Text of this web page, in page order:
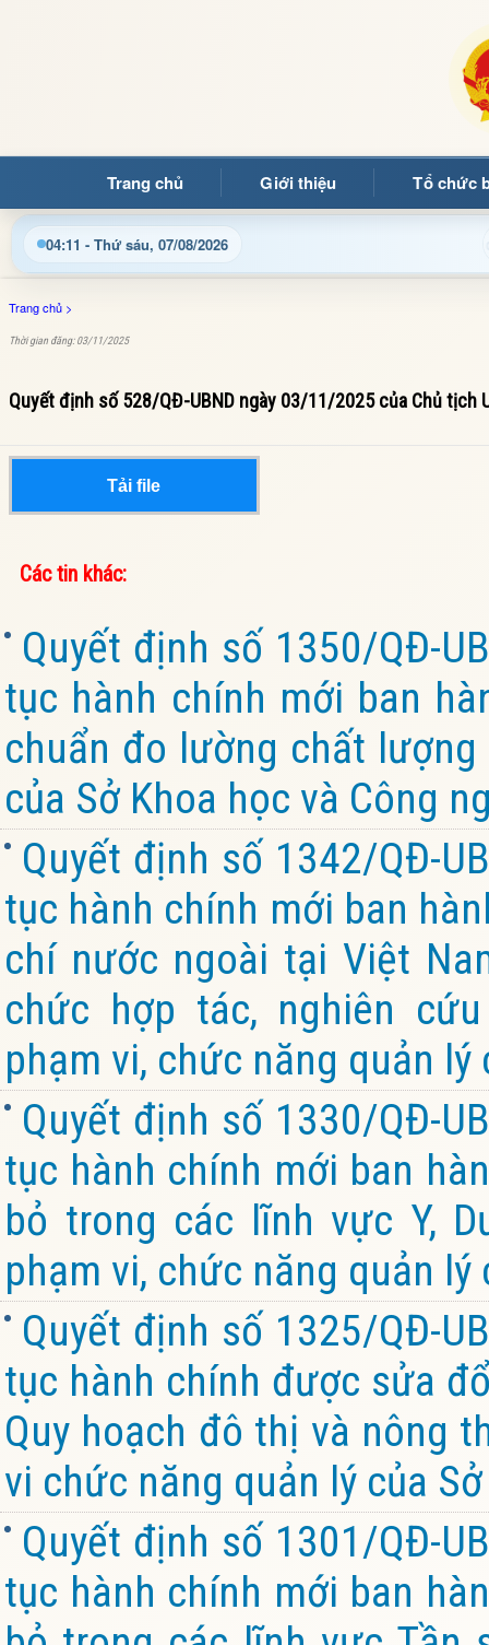
Trang chủ Giới thiệu Tổ chức
04:11 - Thứ sáu, 07/08/2026
nhật thông tin điều hành, thủ tục hành chính và tin tức địa
Trang chủ >
Thời gian đăng: 03/11/2025
Quyết định số 528/QĐ-UBND ngày 03/11/2025 của Chủ
Tải file
Các tin khác:
Quyết định số 1350/QĐ-
tục hành chính mới ban
chuẩn đo lường chất
của Sở Khoa học và Công
Quyết định số 1342/QĐ-
tục hành chính mới ban
chí nước ngoài tại Việt
chức hợp tác, nghiên
phạm vi, chức năng quản
Quyết định số 1330/QĐ-
tục hành chính mới ban
bỏ trong các lĩnh vực Y,
phạm vi, chức năng quản
Quyết định số 1325/QĐ-
tục hành chính được sửa
Quy hoạch đô thị và nông
vi chức năng quản lý của
Quyết định số 1301/QĐ-
tục hành chính mới ban